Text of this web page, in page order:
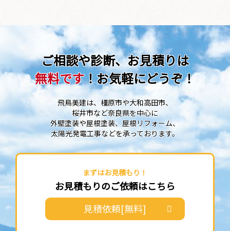
ご相談や診断、お見積りは
無料です！お気軽にどうぞ！
飛鳥美建は、橿原市や大和高田市、
桜井市など奈良県を中心に
外壁塗装や屋根塗装、屋根リフォーム、
太陽光発電工事などを承っております。
まずはお見積もり！
お見積もりのご依頼はこちら
見積依頼[無料]